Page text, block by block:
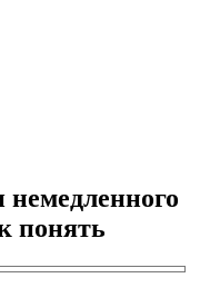
понять